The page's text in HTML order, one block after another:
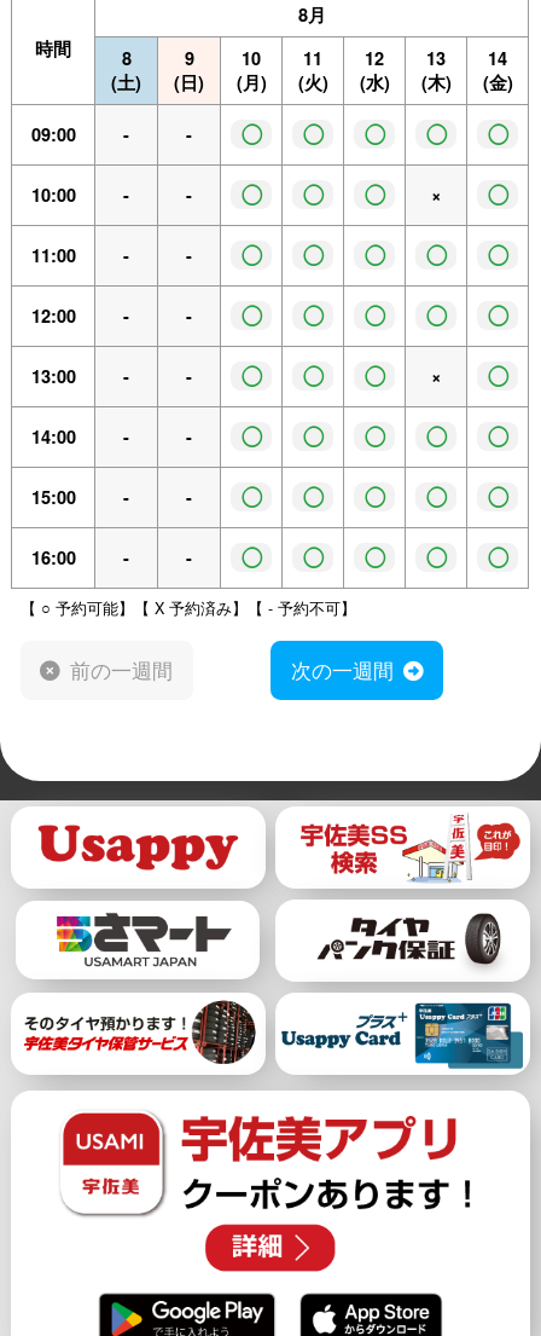
時間
8月
8
(土)
9
(日)
10
(月)
11
(火)
12
(水)
13
(木)
14
(金)
09:00 - - ◯ ◯ ◯ ◯ ◯
10:00 - - ◯ ◯ ◯ × ◯
11:00 - - ◯ ◯ ◯ ◯ ◯
12:00 - - ◯ ◯ ◯ ◯ ◯
13:00 - - ◯ ◯ ◯ × ◯
14:00 - - ◯ ◯ ◯ ◯ ◯
15:00 - - ◯ ◯ ◯ ◯ ◯
16:00 - - ◯ ◯ ◯ ◯ ◯
【 ○ 予約可能】【 X 予約済み】【 - 予約不可】
前の一週間 次の一週間